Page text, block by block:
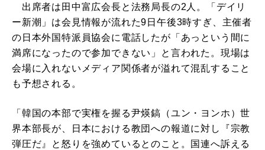
出席者は田中富広会長と法務局長の2人。「デイリ
ー新潮」は会見情報が流れた9日午後3時すぎ、主催者
の日本外国特派員協会に電話したが「あっという間に
満席になったので参加できない」と言われた。現場は
会場に入れないメディア関係者が溢れて混乱すること
も予想される。
「韓国の本部で実権を握る尹煐鎬（ユン・ヨンホ）世
界本部長が、日本における教団への報道に対し『宗教
弾圧だ』と怒りを強めているとのこと。国連へ訴える